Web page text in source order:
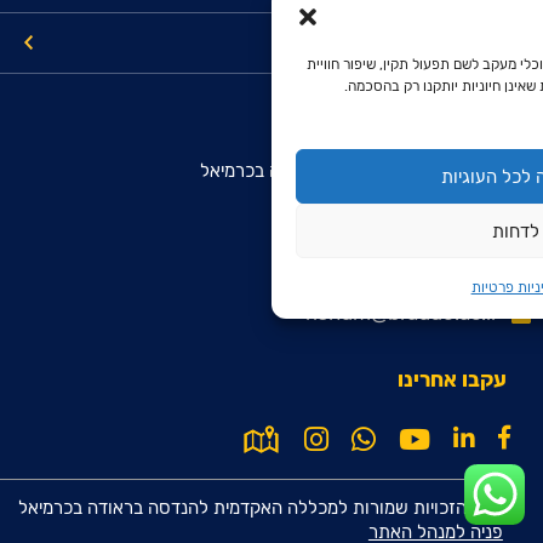
מעקב לשם תפעול תקין, שיפור חוויית
חיוניות יותקנו רק בהסכמה.
העוגיות
לדחות
פרטיות
המכללה האקדמית להנדסה בראודה בכרמיאל
רח' סנונית 51, ת.ד. 78
כרמיאל 2161002
9099*
rishum@braude.ac.il
עקבו אחרינו
© כל הזכויות שמורות למכללה האקדמית להנדסה בראודה בכרמיאל
פניה למנהל האתר